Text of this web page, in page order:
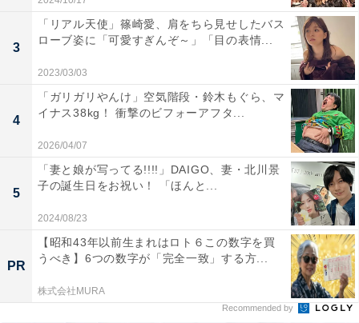
3
「リアル天使」篠崎愛、肩をちら見せしたバス
ローブ姿に「可愛すぎんぞ～」「目の表情...
2023/03/03
4
「ガリガリやんけ」空気階段・鈴木もぐら、マ
イナス38kg！ 衝撃のビフォーアフタ...
2026/04/07
5
「妻と娘が写ってる!!!!」DAIGO、妻・北川景
子の誕生日をお祝い！ 「ほんと...
2024/08/23
PR
【昭和43年以前生まれはロト６この数字を買
うべき】6つの数字が「完全一致」する方...
株式会社MURA
Recommended by